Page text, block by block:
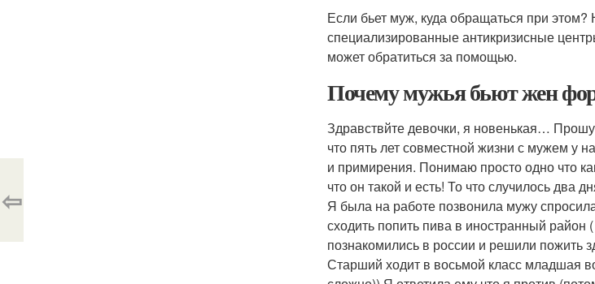
Если бьет муж, куда обращаться при
специализированные антикризисные
может обратиться за помощью.
Почему мужья бьют жен
Здравствйте девочки, я новенькая…
что пять лет совместной жизни с мужем у
и примирения. Понимаю просто одно что
что он такой и есть! То что случилось два
Я была на работе позвонила мужу
сходить попить пива в иностранный
познакомились в россии и решили пожить
Старший ходит в восьмой класс младшая
⇦